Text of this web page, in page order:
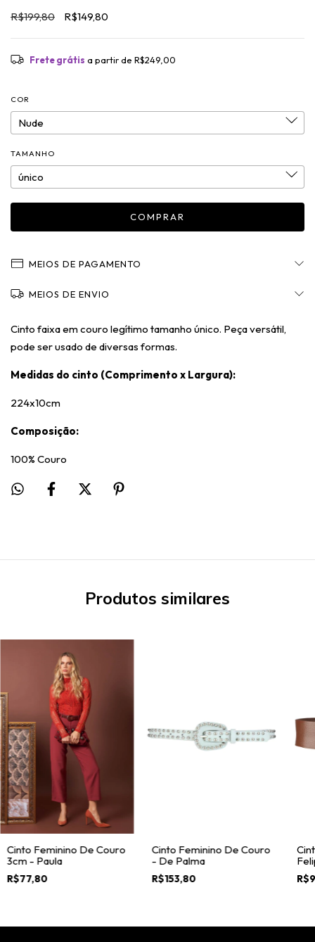
R$199,80 R$149,80
Frete grátis a partir de R$249,00
COR
TAMANHO
MEIOS DE PAGAMENTO
MEIOS DE ENVIO
Cinto faixa em couro legítimo tamanho único. Peça versátil,
pode ser usado de diversas formas.
Medidas do cinto (Comprimento x Largura):
224x10cm
Composição:
100% Couro
Produtos similares
Cinto Feminino De Couro
3cm - Paula
R$77,80
Cinto Feminino De Couro
- De Palma
R$153,80